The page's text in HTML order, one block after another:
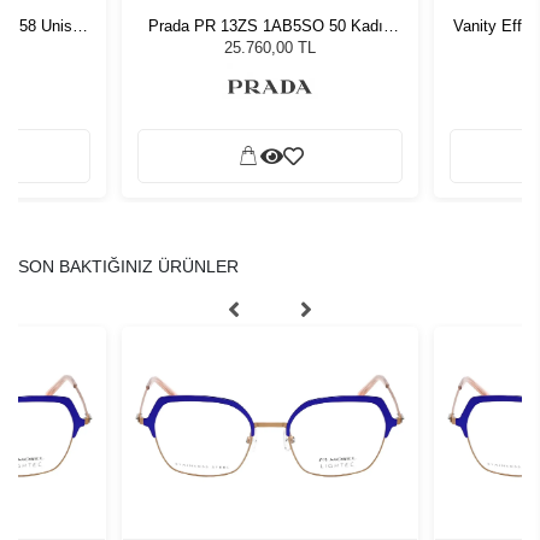
58 Unisex
Prada PR 13ZS 1AB5SO 50 Kadın
Güneş Gözlüğü
25.760,00 TL
Vanity
SON BAKTIĞINIZ ÜRÜNLER